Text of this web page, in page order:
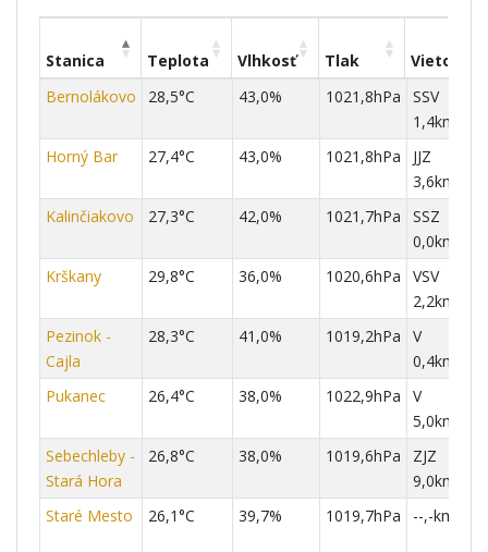
Stanica Teplota Vlhkosť Tlak Vietor
Stanica
Teplota Vlhkosť Tlak Vietor
Bernolákovo 28,5°C 43,0% 1021,8hPa
SSV
1,4km/h
Horný Bar
27,4°C 43,0% 1021,8hPa
JJZ
3,6km/h
Kalinčiakovo
27,3°C 42,0% 1021,7hPa
SSZ
0,0km/h
Krškany
29,8°C 36,0% 1020,6hPa
VSV
2,2km/h
Pezinok -
Cajla
28,3°C 41,0% 1019,2hPa
V
0,4km/h
Pukanec
26,4°C 38,0% 1022,9hPa
V
5,0km/h
Sebechleby -
Stará Hora
26,8°C 38,0% 1019,6hPa
ZJZ
9,0km/h
Staré Mesto
26,1°C 39,7% 1019,7hPa --,-km/h